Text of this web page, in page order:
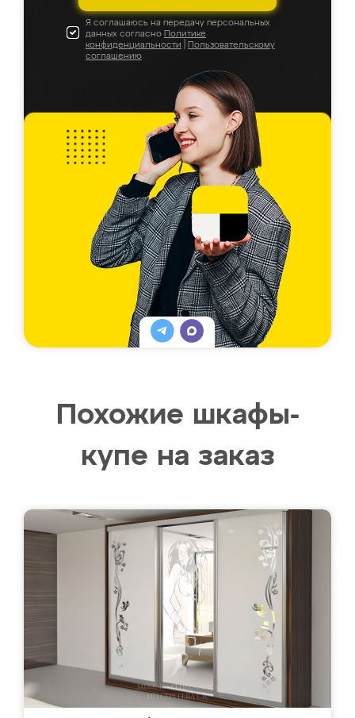
Я соглашаюсь на передачу персональных
данных согласно Политике
конфиденциальности
Пользовательскому
соглашению
Похожие шкафы-
купе на заказ